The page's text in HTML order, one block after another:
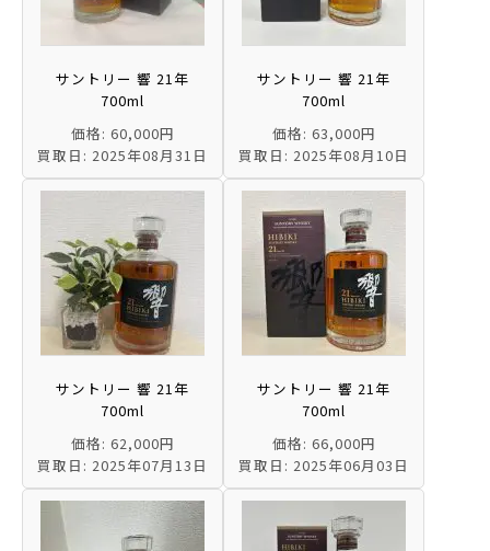
サントリー 響 21年
700ml
価格: 60,000円
買取日: 2025年08月31日
サントリー 響 21年
700ml
価格: 63,000円
買取日: 2025年08月10日
サントリー 響 21年
700ml
価格: 62,000円
買取日: 2025年07月13日
サントリー 響 21年
700ml
価格: 66,000円
買取日: 2025年06月03日